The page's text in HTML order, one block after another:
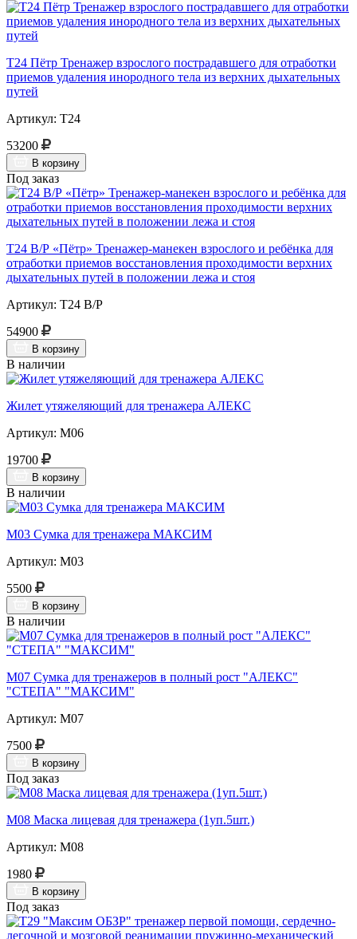
Т24 Пётр Тренажер взрослого пострадавшего для отработки
приемов удаления инородного тела из верхних дыхательных
путей
Артикул: Т24
53200
В корзину
Под заказ
Т24 В/Р «Пётр» Тренажер-манекен взрослого и ребёнка для
отработки приемов восстановления проходимости верхних
дыхательных путей в положении лежа и стоя
Артикул: Т24 В/Р
54900
В корзину
В наличии
Жилет утяжеляющий для тренажера АЛЕКС
Артикул: М06
19700
В корзину
В наличии
М03 Сумка для тренажера МАКСИМ
Артикул: М03
5500
В корзину
В наличии
М07 Сумка для тренажеров в полный рост "АЛЕКС"
"СТЕПА" "МАКСИМ"
Артикул: М07
7500
В корзину
Под заказ
М08 Маска лицевая для тренажера (1уп.5шт.)
Артикул: М08
1980
В корзину
Под заказ